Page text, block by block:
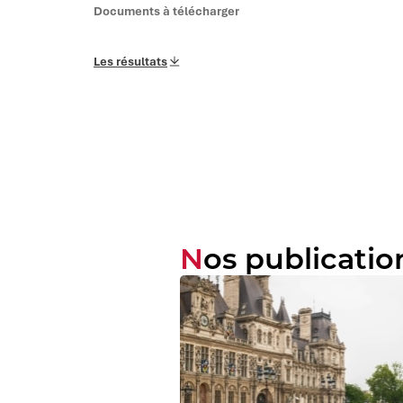
Documents à télécharger
Les résultats
Nos